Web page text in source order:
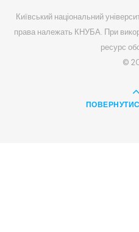
Київський національний
права належать КНУБА. При
ресурс
©